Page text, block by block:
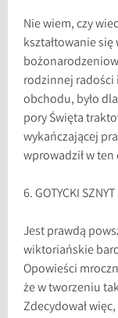
Nie wiem, czy
kształtowanie
rodzinnej
obchodu, było
pory Święta
wykańczającej
wprowadził w
6. GOTYCKI SZNYT
Jest prawdą
wiktoriańskie
Opowieści
że w tworzeniu
Zdecydował